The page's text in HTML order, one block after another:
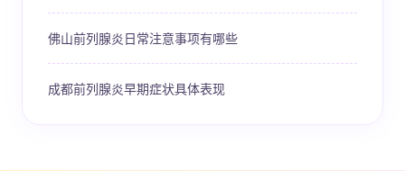
佛山前列腺炎日常注意事项有哪些
成都前列腺炎早期症状具体表现